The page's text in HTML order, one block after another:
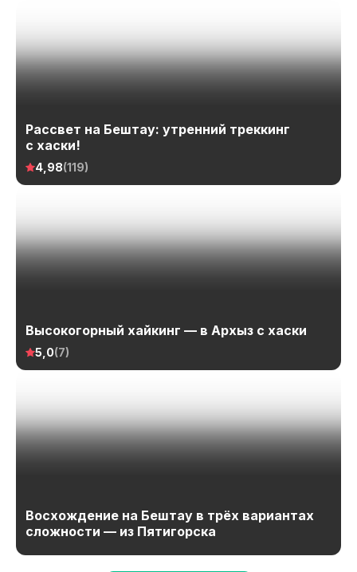
Рассвет на Бештау: утренний треккинг
с хаски!
4,98(119)
Высокогорный хайкинг — в Архыз с хаски
5,0(7)
Восхождение на Бештау в трёх вариантах
сложности — из Пятигорска